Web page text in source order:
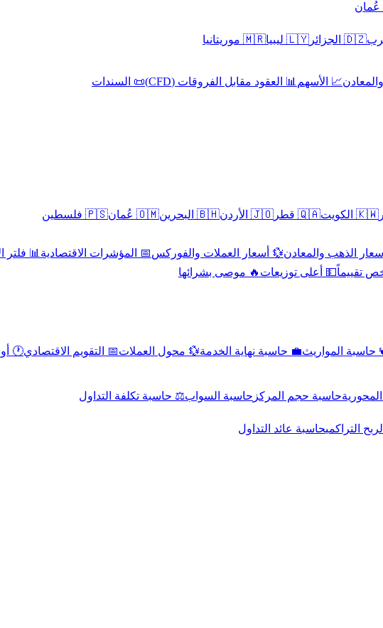
🇩🇿 الجزائر 🇱🇾 ليبيا
🇲🇷 موريتانيا
📈 الأسهم 📊 العقود مقابل الفروقات (CFD)
📜 السندات
🇰🇼 الكويت 🇶🇦 قطر 🇯🇴 الأردن 🇧🇭 البحرين 🇴🇲 عُمان
🇵🇸 فلسطين
الذهب والمعادن💱 أسعار العملات والفوركس📅 المؤشرات الاقتصادية 📊 فلتر
تقييماً💵 أعلى توزيعات 🔥 موصى بشرائها
المواريث💼 حاسبة نهاية الخدمة💱 محول العملات📅 التقويم الاقتصادي🕐
حاسبة حجم المركز حاسبة السواب⚖️ حاسبة تكلفة التداول
التراكميحاسبة عائد التداول